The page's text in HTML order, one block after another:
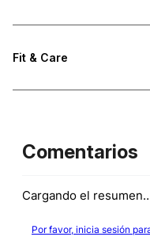
Fit & Care
Comentarios
Cargando el
Por favor, inicia sesión